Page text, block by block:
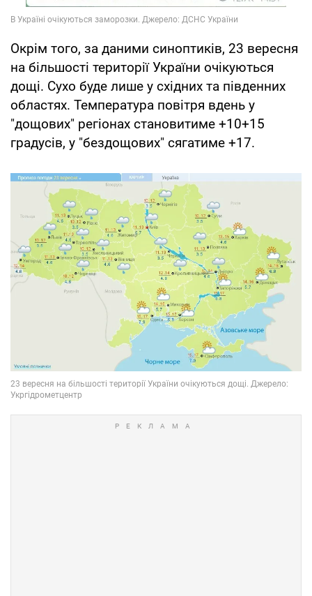
Окрім того, за даними синоптиків, 23 вересня
на більшості території України очікуються
дощі. Сухо буде лише у східних та південних
областях. Температура повітря вдень у
"дощових" регіонах становитиме +10+15
градусів, у "бездощових" сягатиме +17.